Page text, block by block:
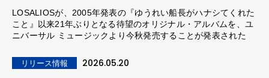
LOSALIOSが、2005年発表の『ゆうれい船⻑がハナシてくれた
こと』以来21年ぶりとなる待望のオリジナル・アルバムを、ユ
ニバーサル ミュージックより今秋発売することが発表された
リリース情報 2026.05.20